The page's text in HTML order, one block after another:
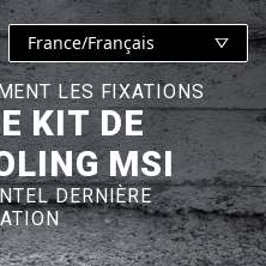
France/Français
LES FIXATIONS
KIT DE
MSI
DERNIÈRE